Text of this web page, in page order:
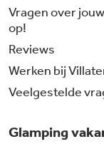
Vragen over
op!
Reviews
Werken bij
Veelgestelde
Glamping